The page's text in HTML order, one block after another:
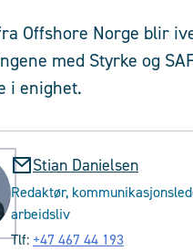
Offshore Norge blir
med Styrke og
i enighet.
Stian Danielsen
Redaktør,
arbeidsliv
Tlf: +47 467 44 193